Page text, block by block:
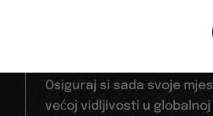
Predstavi se
Osiguraj si sada svoje
većoj vidljivosti u